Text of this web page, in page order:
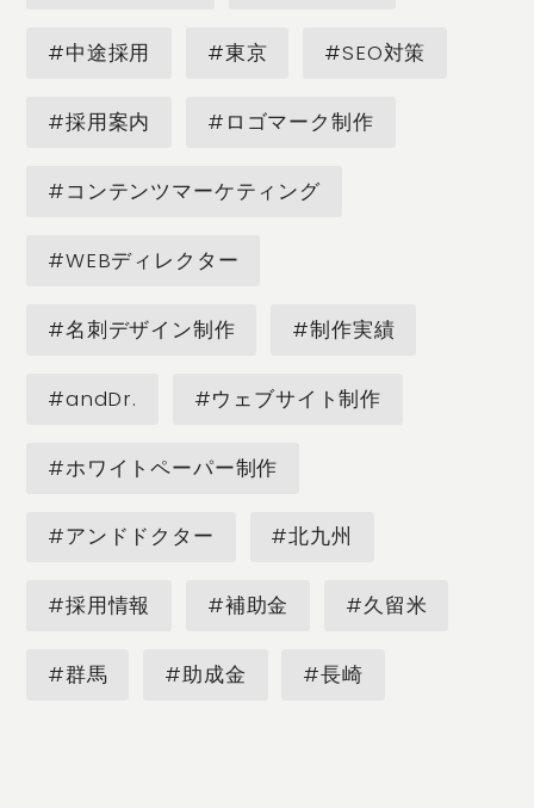
#中途採用 #東京 #SEO対策
#採用案内 #ロゴマーク制作
#コンテンツマーケティング
#WEBディレクター
#名刺デザイン制作 #制作実績
#andDr. #ウェブサイト制作
#ホワイトペーパー制作
#アンドドクター #北九州
#採用情報 #補助金 #久留米
#群馬 #助成金 #長崎